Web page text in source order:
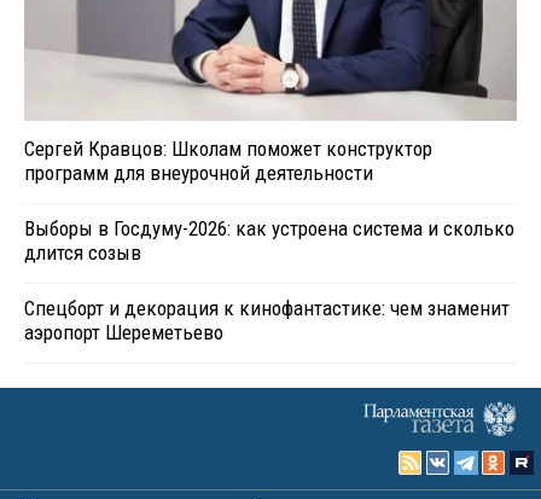
Сергей Кравцов: Школам поможет конструктор
программ для внеурочной деятельности
Выборы в Госдуму-2026: как устроена система и сколько
длится созыв
Спецборт и декорация к кинофантастике: чем знаменит
аэропорт Шереметьево